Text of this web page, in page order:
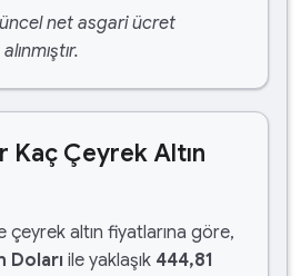
net asgari ücret
Kaç Çeyrek Altın
çeyrek altın fiyatlarına göre,
Doları ile yaklaşık 444,81